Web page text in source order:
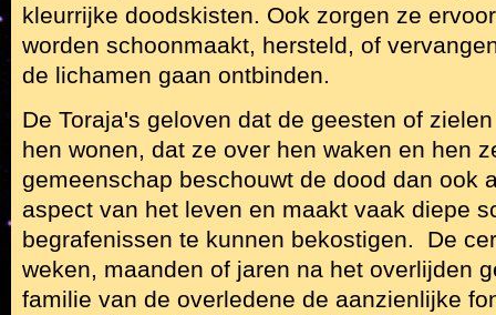
kleurrijke doodskisten. Ook zorgen ze
worden schoonmaakt, hersteld, of
de lichamen gaan ontbinden.
De Toraja's geloven dat de geesten of
hen wonen, dat ze over hen waken en hen
gemeenschap beschouwt de dood dan ook
aspect van het leven en maakt vaak diepe
begrafenissen te kunnen bekostigen. De
weken, maanden of jaren na het overlijden
familie van de overledene de aanzienlijke